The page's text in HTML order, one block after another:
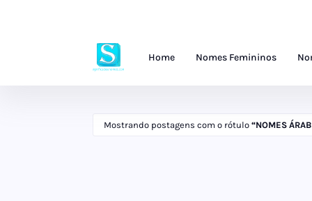
Home Nomes Femininos
Mostrando postagens com o rótulo NOMES